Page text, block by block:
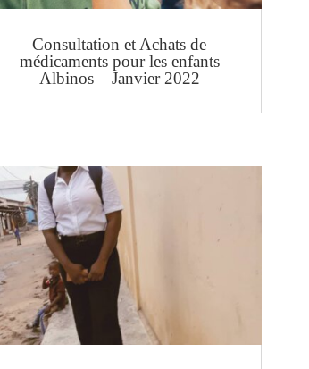
Consultation et Achats de
médicaments pour les enfants
Albinos – Janvier 2022